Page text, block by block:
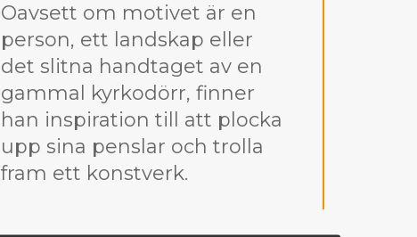
Oavsett om motivet är en
person, ett landskap eller
det slitna handtaget av en
gammal kyrkodörr, finner
han inspiration till att plocka
upp sina penslar och trolla
fram ett konstverk.